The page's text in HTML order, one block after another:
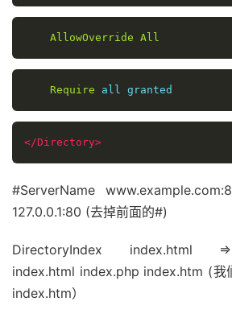
AllowOverride All
Require all granted
</Directory>
#ServerName
127.0.0.1:80 (去掉前面的#)
DirectoryIndex index.html
index.html index.php index.htm (
index.htm）